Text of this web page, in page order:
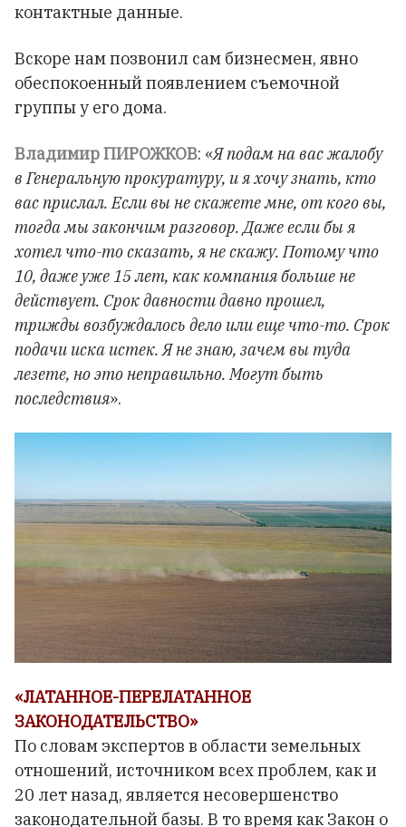
контактные данные.
Вскоре нам позвонил сам бизнесмен, явно
обеспокоенный появлением съемочной
группы у его дома.
Владимир ПИРОЖКОВ: «Я подам на вас жалобу
в Генеральную прокуратуру, и я хочу знать, кто
вас прислал. Если вы не скажете мне, от кого вы,
тогда мы закончим разговор. Даже если бы я
хотел что-то сказать, я не скажу. Потому что
10, даже уже 15 лет, как компания больше не
действует. Срок давности давно прошел,
трижды возбуждалось дело или еще что-то. Срок
подачи иска истек. Я не знаю, зачем вы туда
лезете, но это неправильно. Могут быть
последствия».
«ЛАТАННОЕ-ПЕРЕЛАТАННОЕ
ЗАКОНОДАТЕЛЬСТВО»
По словам экспертов в области земельных
отношений, источником всех проблем, как и
20 лет назад, является несовершенство
законодательной базы. В то время как Закон о